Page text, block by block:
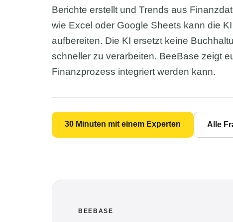
Berichte erstellt und Trends aus
wie Excel oder Google Sheets kann die
aufbereiten. Die KI ersetzt keine
schneller zu verarbeiten. BeeBase zeigt
Finanzprozess integriert werden kann.
30 Minuten mit einem Experten Alle
BEEBASE